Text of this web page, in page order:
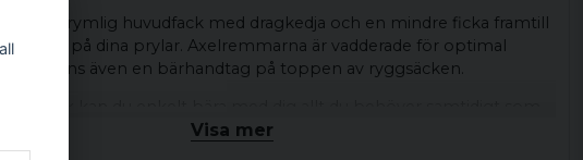
har en rymlig huvudfack med dragkedja och en mindre ficka framtill
på dina prylar. Axelremmarna är vadderade för optimal
det finns även en bärhandtag på toppen av ryggsäcken.
kan du enkelt bära med dig allt du behöver samtidigt som
din kärlek för Marvels superhjältar!
Visa mer